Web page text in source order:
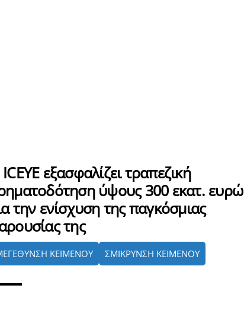
εξασφαλίζει τραπεζική
ύψους 300 εκατ. ευρώ
την ενίσχυση της παγκόσμιας
της
ΚΕΙΜΕΝΟΥ ΣΜΙΚΡΥΝΣΗ ΚΕΙΜΕΝΟΥ